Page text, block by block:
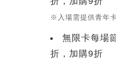
※入場需提供青年
無限卡每場
折，加購9折